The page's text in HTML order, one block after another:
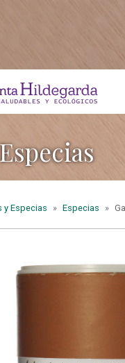
y Especias Especias